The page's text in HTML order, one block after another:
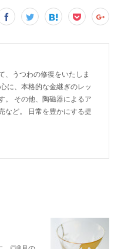
、うつわの修復をいたしま
に、本格的な金継ぎのレッ
。 その他、陶磁器によるア
など。 日常を豊かにする提